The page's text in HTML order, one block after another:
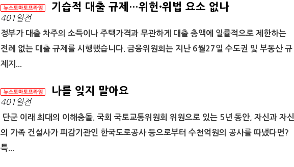
기습적 대출 규제…위헌·위법 요소 없나
401일전
정부가 대출 차주의 소득이나 주택가격과 무관하게 대출 총액에 일률적으로 제한하는
전례 없는 대출 규제를 시행했습니다. 금융위원회는 지난 6월27일 수도권 및 부동산 규
제지...
나를 잊지 말아요
401일전
단군 이래 최대의 이해충돌. 국회 국토교통위원회 위원으로 있는 5년 동안, 자신과 자신
의 가족 건설사가 피감기관인 한국도로공사 등으로부터 수천억원의 공사를 따냈다면?
특...